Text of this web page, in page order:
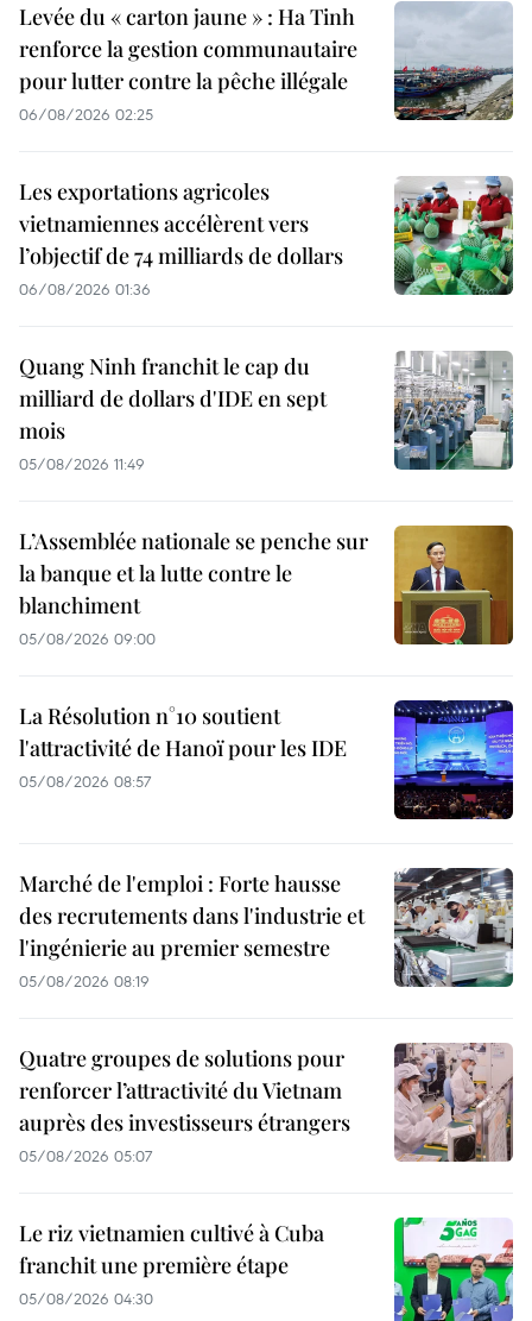
Levée du « carton jaune » : Ha Tinh
renforce la gestion communautaire
pour lutter contre la pêche illégale
06/08/2026 02:25
Les exportations agricoles
vietnamiennes accélèrent vers
l’objectif de 74 milliards de dollars
06/08/2026 01:36
Quang Ninh franchit le cap du
milliard de dollars d'IDE en sept
mois
05/08/2026 11:49
L’Assemblée nationale se penche sur
la banque et la lutte contre le
blanchiment
05/08/2026 09:00
La Résolution n°10 soutient
l'attractivité de Hanoï pour les IDE
05/08/2026 08:57
Marché de l'emploi : Forte hausse
des recrutements dans l'industrie et
l'ingénierie au premier semestre
05/08/2026 08:19
Quatre groupes de solutions pour
renforcer l’attractivité du Vietnam
auprès des investisseurs étrangers
05/08/2026 05:07
Le riz vietnamien cultivé à Cuba
franchit une première étape
05/08/2026 04:30